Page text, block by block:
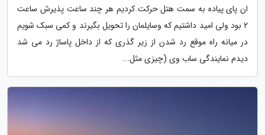
ان پای پیاده به سمت هتل حرکت کردیم هر چند ساعت پذیرش ساعت
2 بود ولی امید داشتیم که وسایلمان را تحویل بگیرند و کمی سبک شویم
در میانه راه موقع رد شدن از زیر گذری که از داخل پاساژ رد می شد
دیدم نمایندگی ساب وی (چیزی مثل...